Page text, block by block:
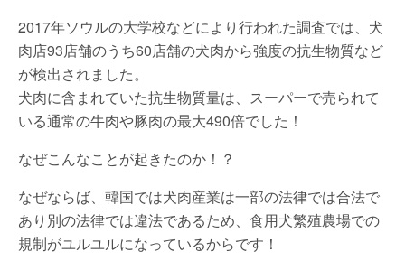
2017年ソウルの大学校などにより行われた調査では、犬
肉店93店舗のうち60店舗の犬肉から強度の抗生物質など
が検出されました。
犬肉に含まれていた抗生物質量は、スーパーで売られて
いる通常の牛肉や豚肉の最大490倍でした！
なぜこんなことが起きたのか！？
なぜならば、韓国では犬肉産業は一部の法律では合法で
あり別の法律では違法であるため、食用犬繁殖農場での
規制がユルユルになっているからです！